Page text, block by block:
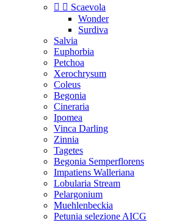
  Scaevola
Wonder
Surdiva
Salvia
Euphorbia
Petchoa
Xerochrysum
Coleus
Begonia
Cineraria
Ipomea
Vinca Darling
Zinnia
Tagetes
Begonia Semperflorens
Impatiens Walleriana
Lobularia Stream
Pelargonium
Muehlenbeckia
Petunia selezione AICG